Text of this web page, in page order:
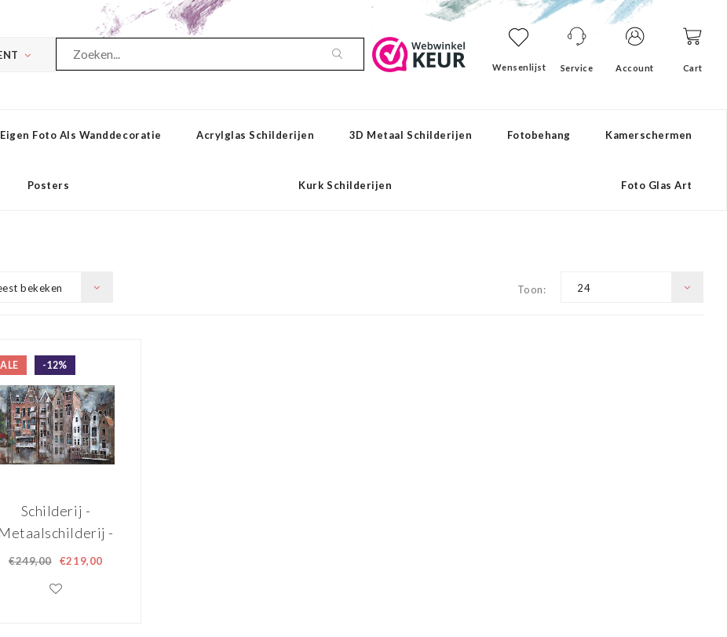
Wensenlijst Service Account Cart
Eigen Foto Als Wanddecoratie Acrylglas Schilderijen 3D Metaal Schilderijen Fotobehang Kamerschermen
Posters Kurk Schilderijen Foto Glas Art
bekeken Toon: 24
-12%
Schilderij -
Metaalschilderij -
Grachten panden
€249,00 €219,00